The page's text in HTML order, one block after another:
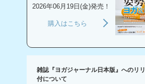
2026年06月19日(金)発売！
購入はこちら
雑誌『ヨガジャーナル日本版』へのリ
付について